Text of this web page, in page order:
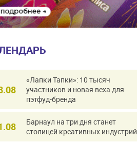
«Лапки Тапки»: 10 тысяч
участников и новая веха для
пэтфуд-бренда
Барнаул на три дня станет
столицей креативных индустрий